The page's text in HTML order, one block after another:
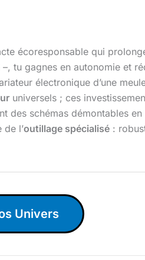
écoresponsable qui
–, tu gagnes en autonomie et
électronique d’une
universels ; ces
des schémas démontables
de l’outillage spécialisé :
Univers